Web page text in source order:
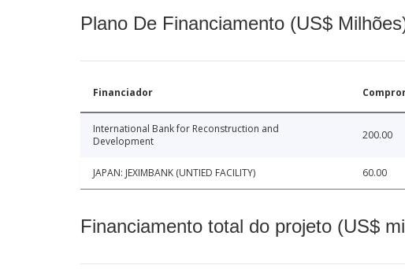
Plano De Financiamento (US$
Financiador
International Bank for Reconstruction and
Development
200.00
JAPAN: JEXIMBANK (UNTIED FACILITY) 60.00
Financiamento total do projeto (US$